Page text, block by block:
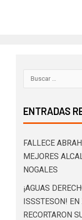
ENTRADAS
FALLECE
MEJORES
NOGALES
¡AGUAS
ISSSTESON! EN
RECORTARON